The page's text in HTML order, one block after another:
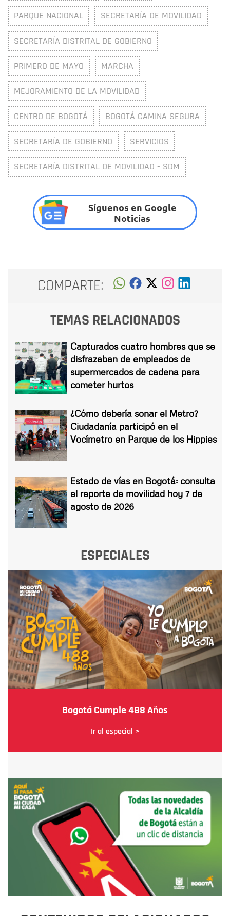
PARQUE NACIONAL SECRETARÍA DE MOVILIDAD
SECRETARÍA DISTRITAL DE GOBIERNO
PRIMERO DE MAYO MARCHA
MEJORAMIENTO DE LA MOVILIDAD
CENTRO DE BOGOTÁ BOGOTÁ CAMINA SEGURA
SECRETARÍA DE GOBIERNO SERVICIOS
SECRETARÍA DISTRITAL DE MOVILIDAD - SDM
Síguenos en Google
Noticias
COMPARTE:
TEMAS RELACIONADOS
Capturados cuatro hombres que se
disfrazaban de empleados de
supermercados de cadena para
cometer hurtos
¿Cómo debería sonar el Metro?
Ciudadanía participó en el
Vocímetro en Parque de los Hippies
Estado de vías en Bogotá: consulta
el reporte de movilidad hoy 7 de
agosto de 2026
ESPECIALES
Bogotá Cumple 488 Años
Ir al especial >